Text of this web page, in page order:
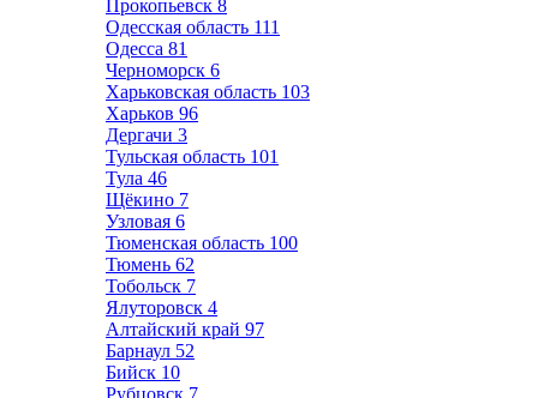
Прокопьевск 8
Одесская область 111
Одесса 81
Черноморск 6
Харьковская область 103
Харьков 96
Дергачи 3
Тульская область 101
Тула 46
Щёкино 7
Узловая 6
Тюменская область 100
Тюмень 62
Тобольск 7
Ялуторовск 4
Алтайский край 97
Барнаул 52
Бийск 10
Рубцовск 7